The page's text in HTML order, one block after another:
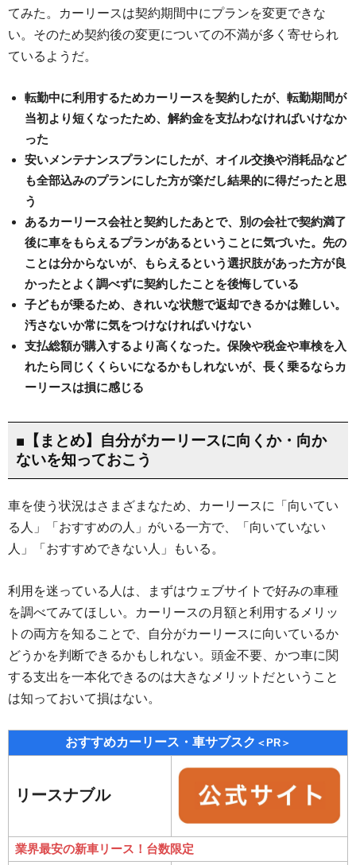
てみた。カーリースは契約期間中にプランを変更できな
い。そのため契約後の変更についての不満が多く寄せられ
ているようだ。
転勤中に利用するためカーリースを契約したが、転勤期間が
当初より短くなったため、解約金を支払わなければいけなか
った
安いメンテナンスプランにしたが、オイル交換や消耗品など
も全部込みのプランにした方が楽だし結果的に得だったと思
う
あるカーリース会社と契約したあとで、別の会社で契約満了
後に車をもらえるプランがあるということに気づいた。先の
ことは分からないが、もらえるという選択肢があった方が良
かったとよく調べずに契約したことを後悔している
子どもが乗るため、きれいな状態で返却できるかは難しい。
汚さないか常に気をつけなければいけない
支払総額が購入するより高くなった。保険や税金や車検を入
れたら同じくくらいになるかもしれないが、長く乗るならカ
ーリースは損に感じる
■【まとめ】自分がカーリースに向くか・向か
ないを知っておこう
車を使う状況はさまざまなため、カーリースに「向いてい
る人」「おすすめの人」がいる一方で、「向いていない
人」「おすすめできない人」もいる。
利用を迷っている人は、まずはウェブサイトで好みの車種
を調べてみてほしい。カーリースの月額と利用するメリッ
トの両方を知ることで、自分がカーリースに向いているか
どうかを判断できるかもしれない。頭金不要、かつ車に関
する支出を一本化できるのは大きなメリットだということ
は知っておいて損はない。
おすすめカーリース・車サブスク ＜PR＞
リースナブル
業界最安の新車リース！台数限定